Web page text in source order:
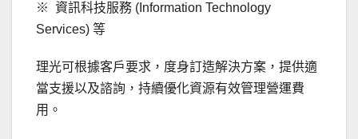
※ 資訊科技服務 (Information Technology
Services) 等
理光可根據客戶要求，度身訂造解決方案，提供適
當支援以及諮詢，持續優化資源有效管理營運費
用。